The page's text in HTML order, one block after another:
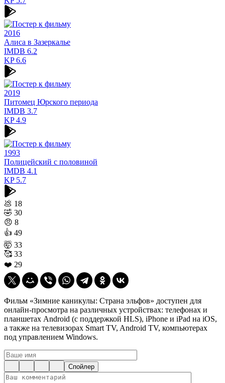
2016
Алиса в Зазеркалье
IMDB 6.2
KP6.6
2019
Питомец Юрского периода
IMDB 3.7
KP4.9
1993
Полицейский с половиной
IMDB 4.1
KP5.7
💩 18
🤣 30
😠 8
👍 49
🤯 33
🥰 33
❤️ 29
Фильм «Зимние каникулы: Страна эльфов» доступен для
онлайн-просмотра на различных устройствах: телефонах и
планшетах Android (с поддержкой HLS), iPhone и iPad на iOS,
а также на телевизорах Smart TV, Android TV, компьютерах
под управлением Windows.
Спойлер